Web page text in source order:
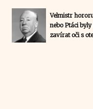
Velmistr
nebo Ptáci
zavírat oči s